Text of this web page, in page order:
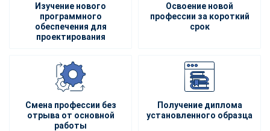
Изучение нового
программного
обеспечения для
проектирования
Освоение новой
профессии за короткий
срок
Смена профессии без
отрыва от основной
работы
Получение диплома
установленного образца